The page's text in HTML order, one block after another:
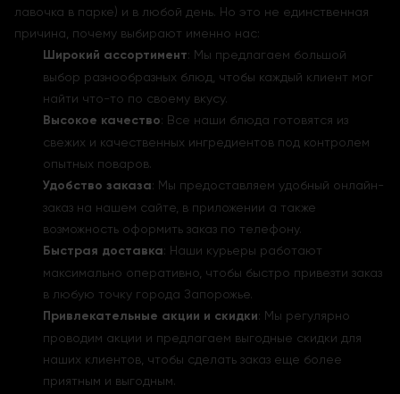
лавочка в парке) и в любой день. Но это не единственная
причина, почему выбирают именно нас:
Широкий ассортимент: Мы предлагаем большой
выбор разнообразных блюд, чтобы каждый клиент мог
найти что-то по своему вкусу.
Высокое качество: Все наши блюда готовятся из
свежих и качественных ингредиентов под контролем
опытных поваров.
Удобство заказа: Мы предоставляем удобный онлайн-
заказ на нашем сайте, в приложении а также
возможность оформить заказ по телефону.
Быстрая доставка: Наши курьеры работают
максимально оперативно, чтобы быстро привезти заказ
в любую точку города Запорожье.
Привлекательные акции и скидки: Мы регулярно
проводим акции и предлагаем выгодные скидки для
наших клиентов, чтобы сделать заказ еще более
приятным и выгодным.